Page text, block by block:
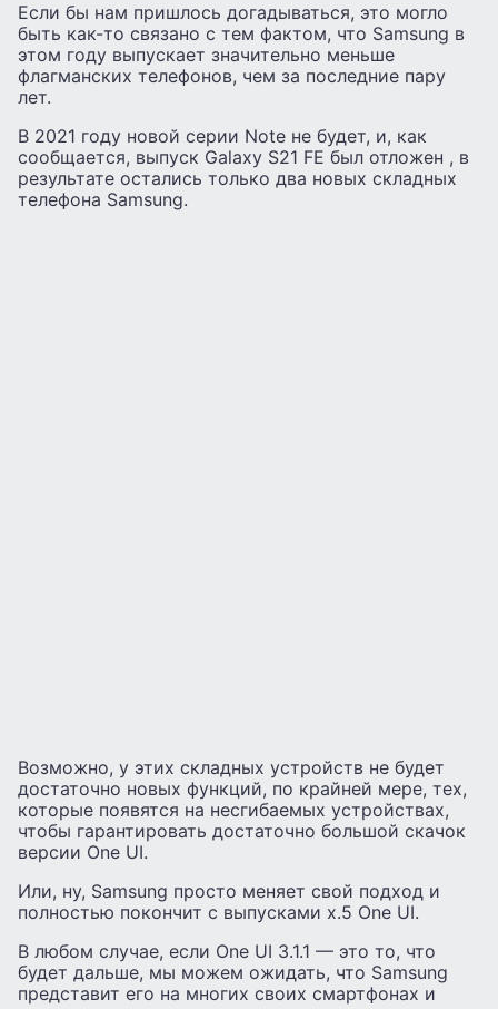
Если бы нам пришлось догадываться, это могло
быть как-то связано с тем фактом, что Samsung в
этом году выпускает значительно меньше
флагманских телефонов, чем за последние пару
лет.
В 2021 году новой серии Note не будет, и, как
сообщается, выпуск Galaxy S21 FE был отложен , в
результате остались только два новых складных
телефона Samsung.
Возможно, у этих складных устройств не будет
достаточно новых функций, по крайней мере, тех,
которые появятся на несгибаемых устройствах,
чтобы гарантировать достаточно большой скачок
версии One UI.
Или, ну, Samsung просто меняет свой подход и
полностью покончит с выпусками x.5 One UI.
В любом случае, если One UI 3.1.1 — это то, что
будет дальше, мы можем ожидать, что Samsung
представит его на многих своих смартфонах и